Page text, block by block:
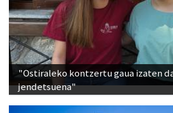
"Ostiraleko kontzertu gaua izaten
jendetsuena"